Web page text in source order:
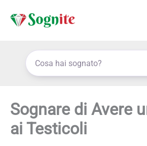
Sognare di Avere
ai Testicoli